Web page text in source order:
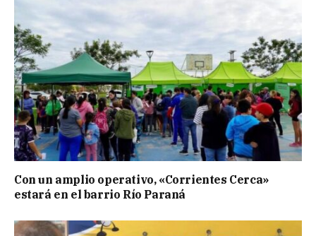
Con un amplio operativo, «Corrientes Cerca»
estará en el barrio Río Paraná